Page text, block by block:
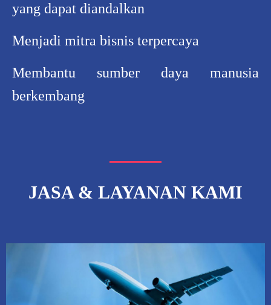
yang dapat diandalkan
Menjadi mitra bisnis terpercaya
Membantu sumber daya manusia
berkembang
JASA & LAYANAN KAMI